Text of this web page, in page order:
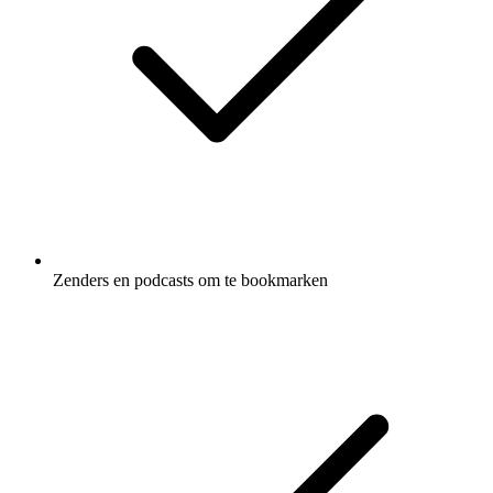
Zenders en podcasts om te bookmarken